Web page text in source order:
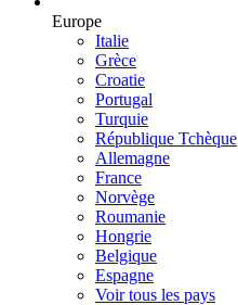
Europe
Italie
Grèce
Croatie
Portugal
Turquie
République Tchèque
Allemagne
France
Norvège
Roumanie
Hongrie
Belgique
Espagne
Voir tous les pays